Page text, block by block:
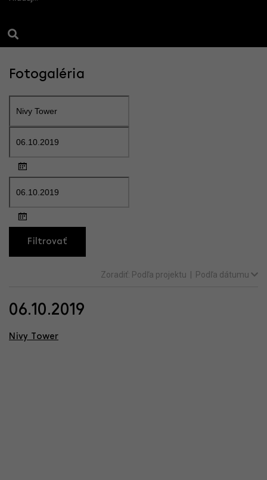
Fotogaléria
Filtrovať
Zoradiť: Podľa projektu Podľa dátumu
06.10.2019
Nivy Tower